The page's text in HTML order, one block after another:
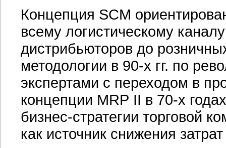
Концепция SCM
всему логистическому
дистрибьюторов до
методологии в 90-х гг. по
экспертами с переходом в
концепции MRP II в 70-х
бизнес-стратегии торговой
как источник снижения